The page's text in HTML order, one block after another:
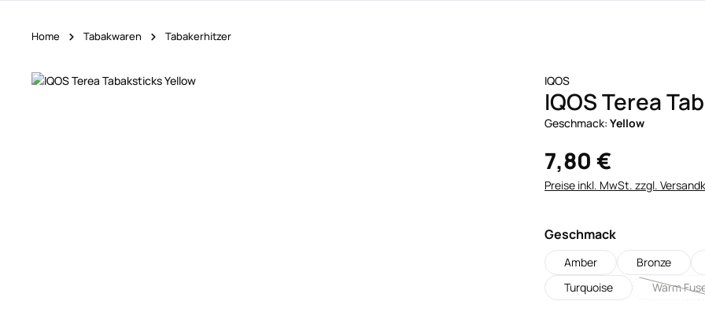
Home Tabakwaren Tabakerhitzer
Bildergalerie überspringen IQOS
IQOS Terea
Geschmack: Yellow
7,80 €
Preise inkl. MwSt. zzgl.
Geschmackauswählen
Amber Bronze
Turquoise Warm